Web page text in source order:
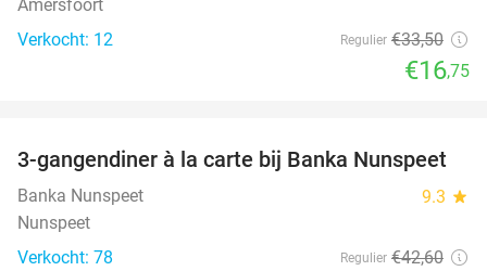
Amersfoort
Verkocht: 12
Regulier €33,50
€16,75
53%
NEW
TODAY
3-gangendiner à la carte bij Banka Nunspeet
Banka Nunspeet 9.3 star
Nunspeet
Verkocht: 78
Regulier €42,60